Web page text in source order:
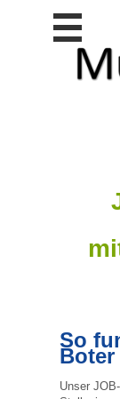
Lehrstellen
inserieren
So
Boter
Unser